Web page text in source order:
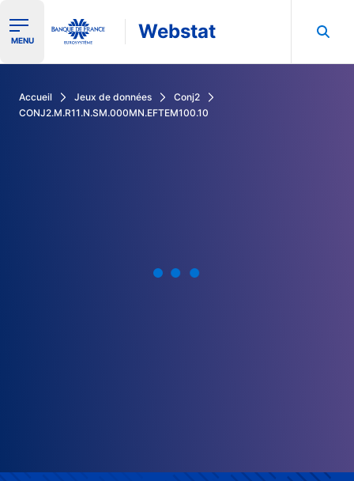
Ouvrir le menu de navigation
MENU Webstat
Accueil Jeux de données
Conj2
CONJ2.M.R11.N.SM.000MN.EFTEM100.10